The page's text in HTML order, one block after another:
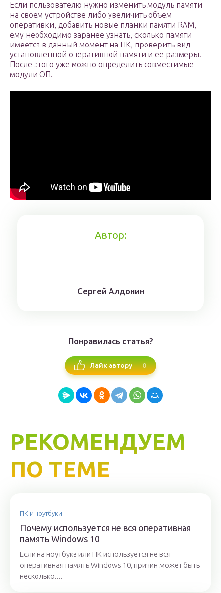
Если пользователю нужно изменить модуль памяти
на своем устройстве либо увеличить объем
оперативки, добавить новые планки памяти RAM,
ему необходимо заранее узнать, сколько памяти
имеется в данный момент на ПК, проверить вид
установленной оперативной памяти и ее размеры.
После этого уже можно определить совместимые
модули ОП.
Автор:
Сергей Алдонин
Понравилась статья?
Лайк автору 0
РЕКОМЕНДУЕМ
ПО ТЕМЕ
ПК и ноутбуки
Почему используется не вся оперативная
память Windows 10
Если на ноутбуке или ПК используется не вся
оперативная память Windows 10, причин может быть
несколько....